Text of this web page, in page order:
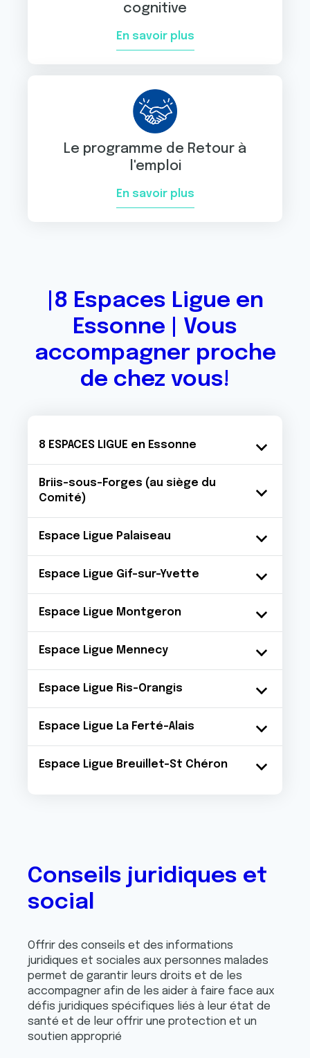
cognitive
En savoir plus
Le programme de Retour à
l'emploi
En savoir plus
|8 Espaces Ligue en
Essonne | Vous
accompagner proche
de chez vous!
8 ESPACES LIGUE en Essonne
Briis-sous-Forges (au siège du
Comité)
Espace Ligue Palaiseau
Espace Ligue Gif-sur-Yvette
Espace Ligue Montgeron
Espace Ligue Mennecy
Espace Ligue Ris-Orangis
Espace Ligue La Ferté-Alais
Espace Ligue Breuillet-St Chéron
Conseils juridiques et
social
Offrir des conseils et des informations
juridiques et sociales aux personnes malades
permet de garantir leurs droits et de les
accompagner afin de les aider à faire face aux
défis juridiques spécifiques liés à leur état de
santé et de leur offrir une protection et un
soutien approprié